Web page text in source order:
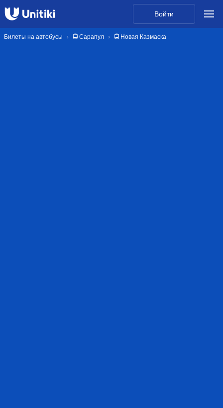
Войти
Билеты на автобусы 🚍 Сарапул 🚍 Новая Казмаска